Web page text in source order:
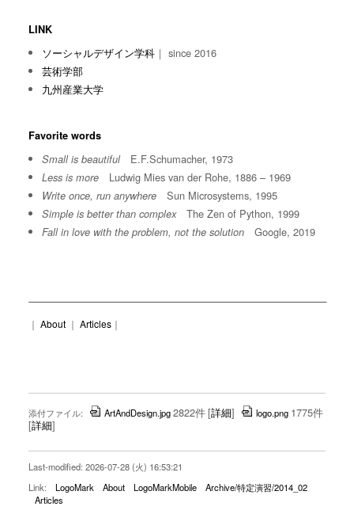
LINK
ソーシャルデザイン学科 ｜ since 2016
芸術学部
九州産業大学
Favorite words
Small is beautifulE.F.Schumacher, 1973
Less is more Ludwig Mies van der Rohe, 1886 – 1969
Write once, run anywhere Sun Microsystems, 1995
Simple is better than complexThe Zen of Python, 1999
Fall in love with the problem, not the solution Google, 2019
｜ About｜ Articles｜
添付ファイル: ArtAndDesign.jpg2822件[詳細] logo.png 1775件
[詳細]
Last-modified: 2026-07-28 (火) 16:53:21
Link:
LogoMark About LogoMarkMobile
Archive/特定演習/2014_02
Articles